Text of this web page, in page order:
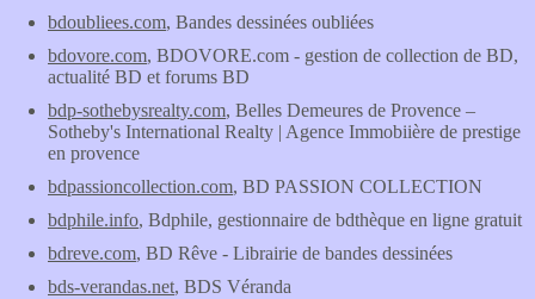
bdoubliees.com, Bandes dessinées oubliées
bdovore.com, BDOVORE.com - gestion de collection de BD,
actualité BD et forums BD
bdp-sothebysrealty.com, Belles Demeures de Provence –
Sotheby's International Realty | Agence Immobiière de prestige
en provence
bdpassioncollection.com, BD PASSION COLLECTION
bdphile.info, Bdphile, gestionnaire de bdthèque en ligne gratuit
bdreve.com, BD Rêve - Librairie de bandes dessinées
bds-verandas.net, BDS Véranda